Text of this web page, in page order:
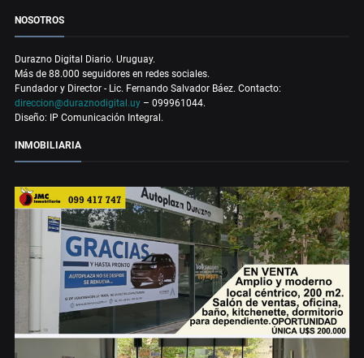
NOSOTROS
Durazno Digital Diario. Uruguay.
Más de 88.000 seguidores en redes sociales.
Fundador y Director - Lic. Fernando Salvador Báez. Contacto:
direccion@duraznodigital.uy – 099961044.
Diseño: IP Comunicación Integral.
INMOBILIARIA